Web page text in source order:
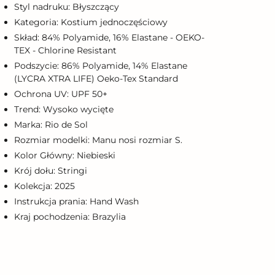
Styl nadruku: Błyszczący
Kategoria: Kostium jednoczęściowy
Skład: 84% Polyamide, 16% Elastane - OEKO-
TEX - Chlorine Resistant
Podszycie: 86% Polyamide, 14% Elastane
(LYCRA XTRA LIFE) Oeko-Tex Standard
Ochrona UV: UPF 50+
Trend: Wysoko wycięte
Marka: Rio de Sol
Rozmiar modelki: Manu nosi rozmiar S.
Kolor Główny: Niebieski
Krój dołu: Stringi
Kolekcja: 2025
Instrukcja prania: Hand Wash
Kraj pochodzenia: Brazylia